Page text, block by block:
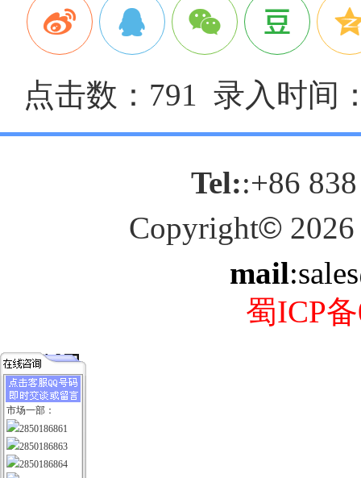
点击数：791 录入时间
Tel::+86
Copyright© 2026
mail
蜀ICP
市场一部：
2850186861
2850186863
2850186864